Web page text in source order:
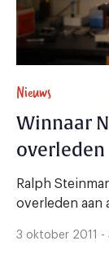
Nieuws
Winnaar
overleden
Ralph
overleden aan
3 oktober 2011 -